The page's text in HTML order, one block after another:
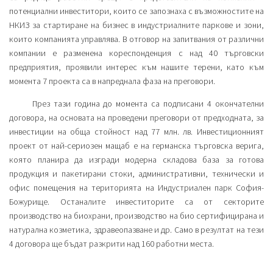
потенциални инвеститори, които се запознаха с възможностите на
НКИЗ за стартиране на бизнес в индустриалните паркове и зони,
които компанията управлява. В отговор на запитвания от различни
компании е разменена кореспонденция с над 40 търговски
предприятия, проявили интерес към нашите терени, като към
момента 7 проекта са в напреднала фаза на преговори.
През тази година до момента са подписани 4 окончателни
договора, на основата на проведени преговори от предходната, за
инвестиции на обща стойност над 77 млн. лв. Инвестиционният
проект от най-сериозен мащаб е на германска търговска верига,
която планира да изгради модерна складова база за готова
продукция и пакетирани стоки, административни, технически и
офис помещения на територията на Индустриален парк София-
Божурище. Останалите инвеститорите са от секторите
производство на биохрани, производство на био сертифицирана и
натурална козметика, здравеопазване и др. Само в резултат на тези
4 договора ще бъдат разкрити над 160 работни места.